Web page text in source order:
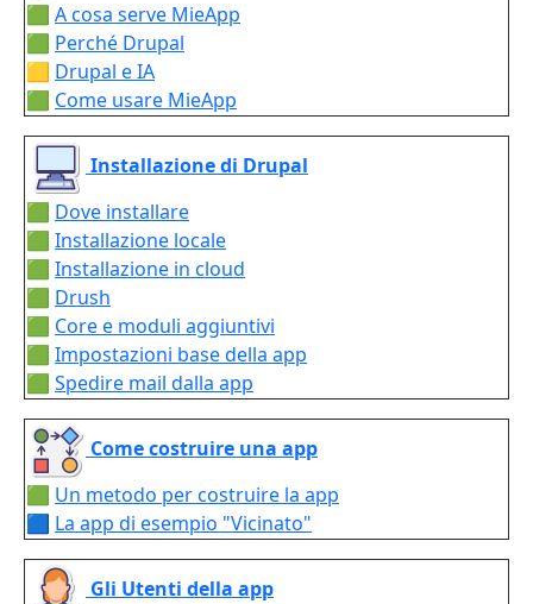
🟩 A cosa serve MieApp
🟩 Perché Drupal
🟨 Drupal e IA
🟩 Come usare MieApp
Installazione di Drupal
🟩 Dove installare
🟩 Installazione locale
🟩 Installazione in cloud
🟩 Drush
🟩 Core e moduli aggiuntivi
🟩 Impostazioni base della app
🟩 Spedire mail dalla app
Come costruire una app
🟩 Un metodo per costruire la app
🟦 La app di esempio "Vicinato"
Gli Utenti della app